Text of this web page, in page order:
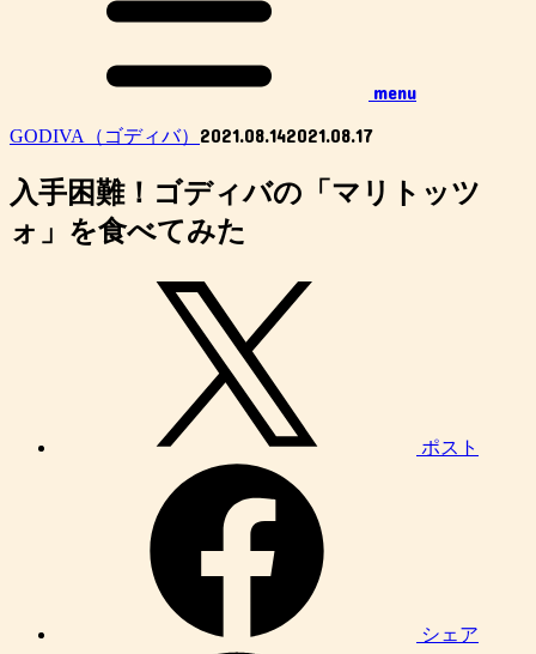
menu
GODIVA（ゴディバ） 2021.08.142021.08.17
入手困難！ゴディバの「マリトッツ
ォ」を食べてみた
ポスト
シェア